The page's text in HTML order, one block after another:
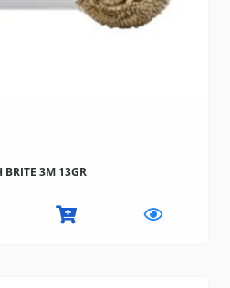
BRITE 3M 13GR